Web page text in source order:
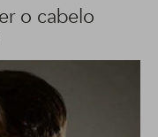
o cabelo